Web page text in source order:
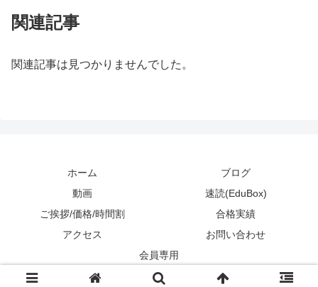
関連記事
関連記事は見つかりませんでした。
ホーム
ブログ
動画
速読(EduBox)
ご挨拶/価格/時間割
合格実績
アクセス
お問い合わせ
会員専用
Copyright © 2011-2026 リアルゼミ All Rights Reserved.